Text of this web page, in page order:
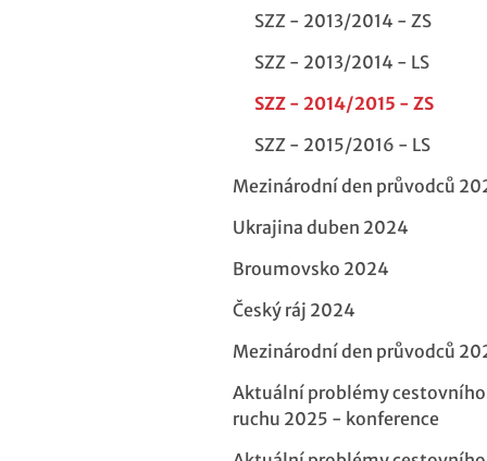
SZZ - 2013/2014 - ZS
SZZ - 2013/2014 - LS
SZZ - 2014/2015 - ZS
SZZ - 2015/2016 - LS
Mezinárodní den průvodců
Ukrajina duben 2024
Broumovsko 2024
Český ráj 2024
Mezinárodní den průvodců
Aktuální problémy cestovního
ruchu 2025 - konference